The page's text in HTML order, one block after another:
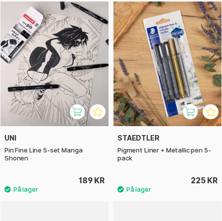
UNI
Pin Fine Line 5-set Manga
Shonen
189 KR
STAEDTLER
Pigment Liner + Metallic pen 5-
pack
225 KR